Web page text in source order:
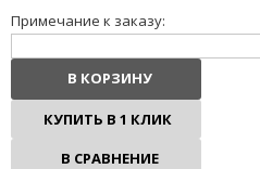
Примечание к заказу:
В КОРЗИНУ
КУПИТЬ В 1 КЛИК
В СРАВНЕНИЕ